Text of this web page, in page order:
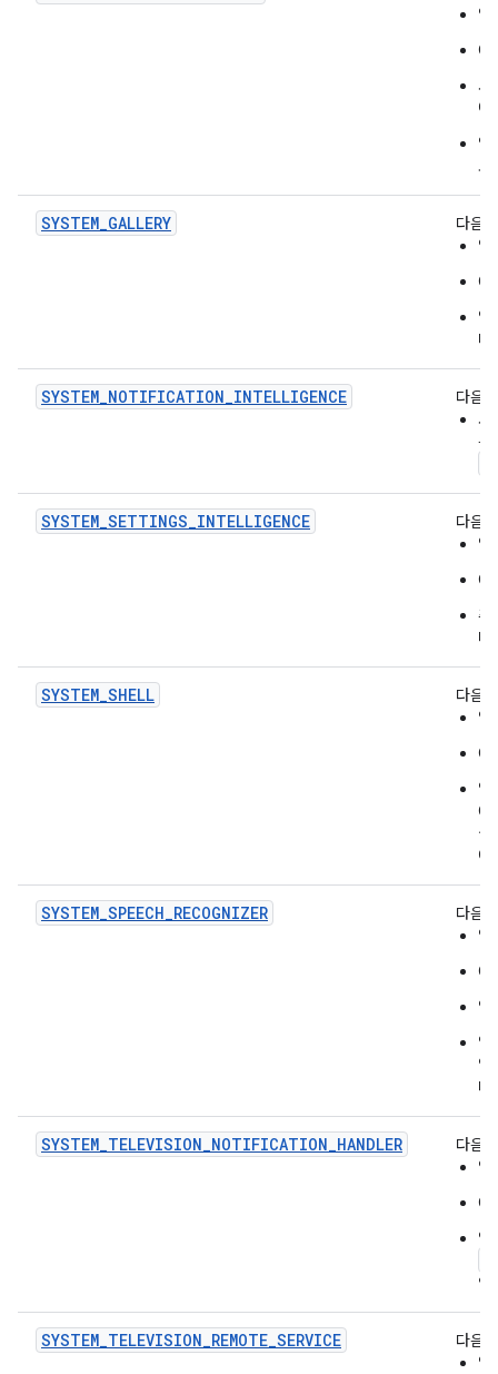
사
에
모
SYSTEM_GALLERY
다음
앱
다.
SYSTEM_NOTIFICATION_INTELLIGENCE
다음
사
응
SYSTEM_SETTINGS_INTELLIGENCE
다음
추
다.
SYSTEM_SHELL
다음
앱
실
에
SYSTEM_SPEECH_RECOGNIZER
다음
앱
앱
앱
다.
SYSTEM_TELEVISION_NOTIFICATION_HANDLER
다음
앱
인
SYSTEM_TELEVISION_REMOTE_SERVICE
다음